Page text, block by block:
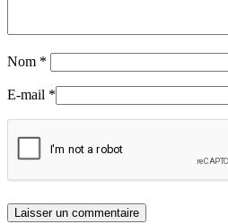
Nom *
E-mail *